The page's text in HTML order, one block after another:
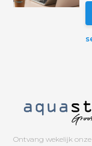
Ontvang wekelijk